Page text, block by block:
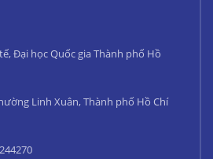
Đại học Quốc gia Thành phố Hồ
Linh Xuân, Thành phố Hồ Chí